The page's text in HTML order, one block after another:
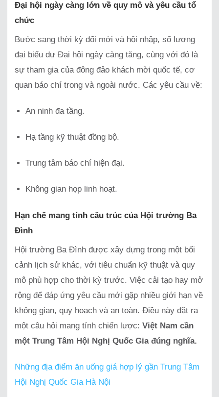
Đại hội ngày càng lớn về quy mô và yêu cầu tổ
chức
Bước sang thời kỳ đổi mới và hội nhập, số lượng
đại biểu dự Đại hội ngày càng tăng, cùng với đó là
sự tham gia của đông đảo khách mời quốc tế, cơ
quan báo chí trong và ngoài nước. Các yêu cầu về:
An ninh đa tầng.
Hạ tầng kỹ thuật đồng bộ.
Trung tâm báo chí hiện đại.
Không gian họp linh hoạt.
Hạn chế mang tính cấu trúc của Hội trường Ba
Đình
Hội trường Ba Đình được xây dựng trong một bối
cảnh lịch sử khác, với tiêu chuẩn kỹ thuật và quy
mô phù hợp cho thời kỳ trước. Việc cải tạo hay mở
rộng để đáp ứng yêu cầu mới gặp nhiều giới hạn về
không gian, quy hoạch và an toàn. Điều này đặt ra
một câu hỏi mang tính chiến lược: Việt Nam cần
một Trung Tâm Hội Nghị Quốc Gia đúng nghĩa.
Những địa điểm ăn uống giá hợp lý gần Trung Tâm
Hội Nghị Quốc Gia Hà Nội